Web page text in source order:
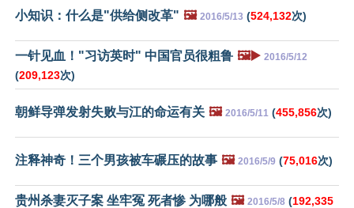
小知识：什么是"供给侧改革" 🖼️ 2016/5/13 (524,132次)
一针见血！"习访英时" 中国官员很粗鲁 🖼️▶️ 2016/5/12
(209,123次)
朝鲜导弹发射失败与江的命运有关 🖼️ 2016/5/11 (455,856次)
注释神奇！三个男孩被车碾压的故事 🖼️ 2016/5/9 (75,016次)
贵州杀妻灭子案 坐牢冤 死者惨 为哪般 🖼️ 2016/5/8 (192,335